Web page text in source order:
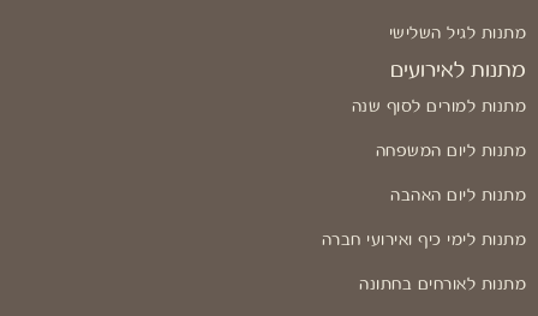
מתנות לגיל השלישי
מתנות לאירועים
מתנות למורים לסוף שנה
מתנות ליום המשפחה
מתנות ליום האהבה
מתנות לימי כיף ואירועי חברה
מתנות לאורחים בחתונה